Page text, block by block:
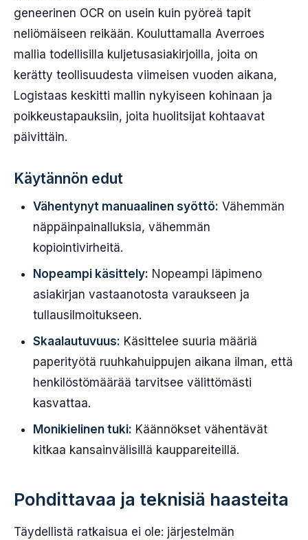
geneerinen OCR on usein kuin pyöreä tapit
neliömäiseen reikään. Kouluttamalla Averroes
mallia todellisilla kuljetusasiakirjoilla, joita on
kerätty teollisuudesta viimeisen vuoden aikana,
Logistaas keskitti mallin nykyiseen kohinaan ja
poikkeustapauksiin, joita huolitsijat kohtaavat
päivittäin.
Käytännön edut
Vähentynyt manuaalinen syöttö: Vähemmän
näppäinpainalluksia, vähemmän
kopiointivirheitä.
Nopeampi käsittely: Nopeampi läpimeno
asiakirjan vastaanotosta varaukseen ja
tullausilmoitukseen.
Skaalautuvuus: Käsittelee suuria määriä
paperityötä ruuhkahuippujen aikana ilman, että
henkilöstömäärää tarvitsee välittömästi
kasvattaa.
Monikielinen tuki: Käännökset vähentävät
kitkaa kansainvälisillä kauppareiteillä.
Pohdittavaa ja teknisiä haasteita
Täydellistä ratkaisua ei ole: järjestelmän